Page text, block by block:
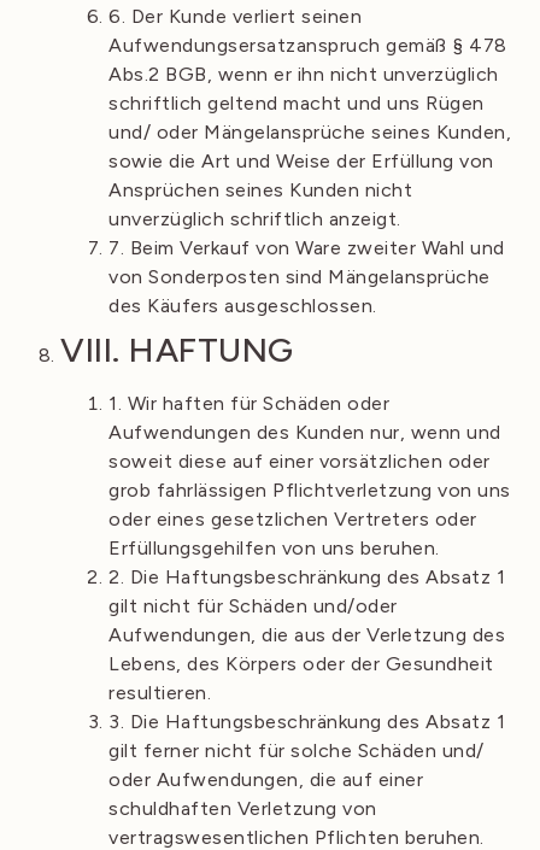
6. Der Kunde verliert seinen
Aufwendungsersatzanspruch gemäß § 478
Abs.2 BGB, wenn er ihn nicht unverzüglich
schriftlich geltend macht und uns Rügen
und/ oder Mängelansprüche seines Kunden,
sowie die Art und Weise der Erfüllung von
Ansprüchen seines Kunden nicht
unverzüglich schriftlich anzeigt.
7. Beim Verkauf von Ware zweiter Wahl und
von Sonderposten sind Mängelansprüche
des Käufers ausgeschlossen.
VIII. HAFTUNG
1. Wir haften für Schäden oder
Aufwendungen des Kunden nur, wenn und
soweit diese auf einer vorsätzlichen oder
grob fahrlässigen Pflichtverletzung von uns
oder eines gesetzlichen Vertreters oder
Erfüllungsgehilfen von uns beruhen.
2. Die Haftungsbeschränkung des Absatz 1
gilt nicht für Schäden und/oder
Aufwendungen, die aus der Verletzung des
Lebens, des Körpers oder der Gesundheit
resultieren.
3. Die Haftungsbeschränkung des Absatz 1
gilt ferner nicht für solche Schäden und/
oder Aufwendungen, die auf einer
schuldhaften Verletzung von
vertragswesentlichen Pflichten beruhen.